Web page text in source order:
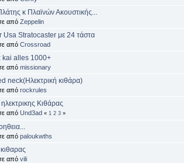
κ Πλαϊνών Ακουστικής...
από Zeppelin
Usa Stratocaster με 24 τάστα
από Crossroad
kai alles 1000+
από missionary
neck(Ηλεκτρική κιθάρα)
από rockrules
Κιθάρας
από Und3ad « 1 2 3 »
από paloukwths
από vili